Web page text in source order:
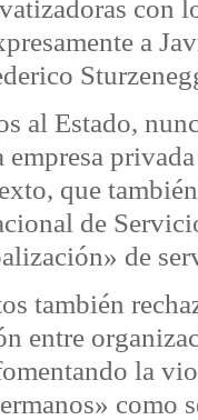
con
a
al Estado,
empresa
que
de
de
también
entre
la
como